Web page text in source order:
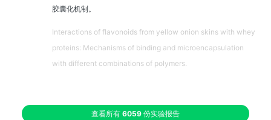
胶囊化机制。
Interactions of flavonoids from yellow onion skins with whey
proteins: Mechanisms of binding and microencapsulation
with different combinations of polymers.
查看所有 6059 份实验报告